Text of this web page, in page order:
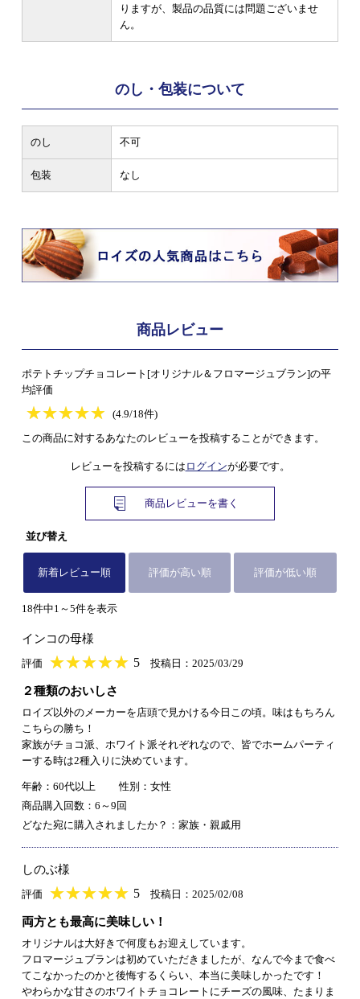
りますが、製品の品質には問題ございませ
ん。
のし・包装について
のし 不可
包装 なし
商品レビュー
ポテトチップチョコレート[オリジナル＆フロマージュブラン]の平
均評価
★★★★★
★★★★★
(4.9/18件)
この商品に対するあなたのレビューを投稿することができます。
レビューを投稿するには ログインが必要です。
商品レビューを書く
並び替え
新着レビュー順 評価が高い順 評価が低い順
18件中1～5件を表示
インコの母様
評価 ★★★★★
★★★★★ 5 投稿日：2025/03/29
２種類のおいしさ
ロイズ以外のメーカーを店頭で見かける今日この頃。味はもちろん
こちらの勝ち！
家族がチョコ派、ホワイト派それぞれなので、皆でホームパーティ
ーする時は2種入りに決めています。
年齢：60代以上
性別：女性
商品購入回数：6～9回
どなた宛に購入されましたか？：家族・親戚用
しのぶ様
評価 ★★★★★
★★★★★ 5 投稿日：2025/02/08
両方とも最高に美味しい！
オリジナルは大好きで何度もお迎えしています。
フロマージュブランは初めていただきましたが、なんで今まで食べ
てこなかったのかと後悔するくらい、本当に美味しかったです！
やわらかな甘さのホワイトチョコレートにチーズの風味、たまりま